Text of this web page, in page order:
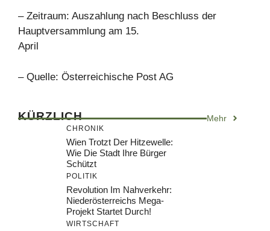
– Zeitraum: Auszahlung nach Beschluss der
Hauptversammlung am 15.
April
– Quelle: Österreichische Post AG
KÜRZLICH Mehr
CHRONIK
Wien Trotzt Der Hitzewelle:
Wie Die Stadt Ihre Bürger
Schützt
POLITIK
Revolution Im Nahverkehr:
Niederösterreichs Mega-
Projekt Startet Durch!
WIRTSCHAFT